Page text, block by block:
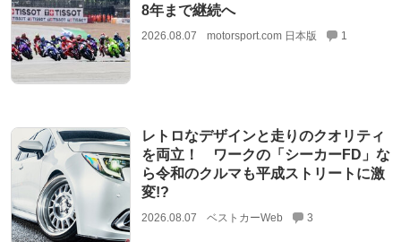
8年まで継続へ
2026.08.07 motorsport.com 日本版 1
レトロなデザインと走りのクオリティ
を両立！ ワークの「シーカーFD」な
ら令和のクルマも平成ストリートに激
変!?
2026.08.07 ベストカーWeb 3